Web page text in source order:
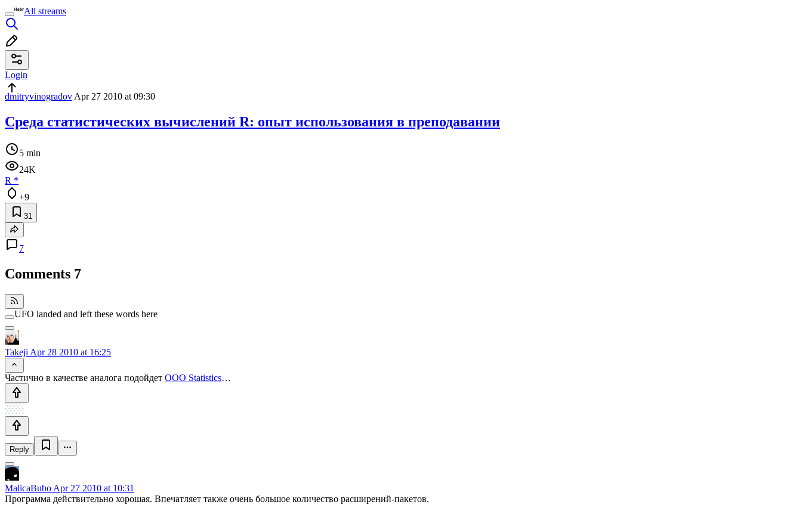
All streams
Login
dmitryvinogradov Apr 27 2010 at 09:30
Среда статистических вычислений R: опыт использования в преподавании
5 min
24K
R *
+9
31
7
Comments 7
UFO landed and left these words here
Takeji Apr 28 2010 at 16:25
Частично в качестве аналога подойдет OOO Statistics…
Reply
MalicaBubo Apr 27 2010 at 10:31
Программа действительно хорошая. Впечатляет также очень большое количество расширений-пакетов.